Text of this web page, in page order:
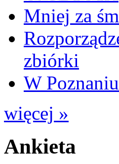
Mniej za
zbiórki
W
więcej »
Ankieta